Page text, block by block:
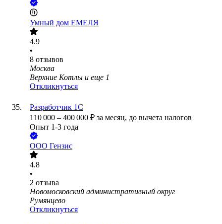
Умный дом ЕМЕЛЯ
4.9
•
8 отзывов
Москва
Верхние Котлы и еще 1
Откликнуться
Разработчик 1С
110 000 – 400 000 ₽ за месяц, до вычета налогов
Опыт 1-3 года
ООО Гензис
4.8
•
2 отзыва
Новомосковский административный округ
Румянцево
Откликнуться